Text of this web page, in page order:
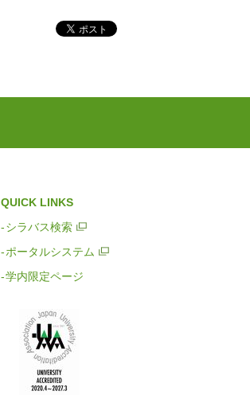
QUICK LINKS
シラバス検索
ポータルシステム
学内限定ページ